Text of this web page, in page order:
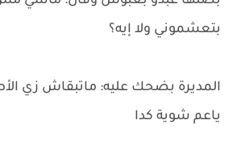
بتعشموني ولا إيه؟
المديرة بضحك عليه: ماتبقاش زي
ياعم شوية كدا